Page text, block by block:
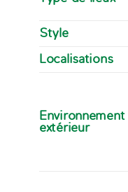
Style
Localisations
Environnement
extérieur